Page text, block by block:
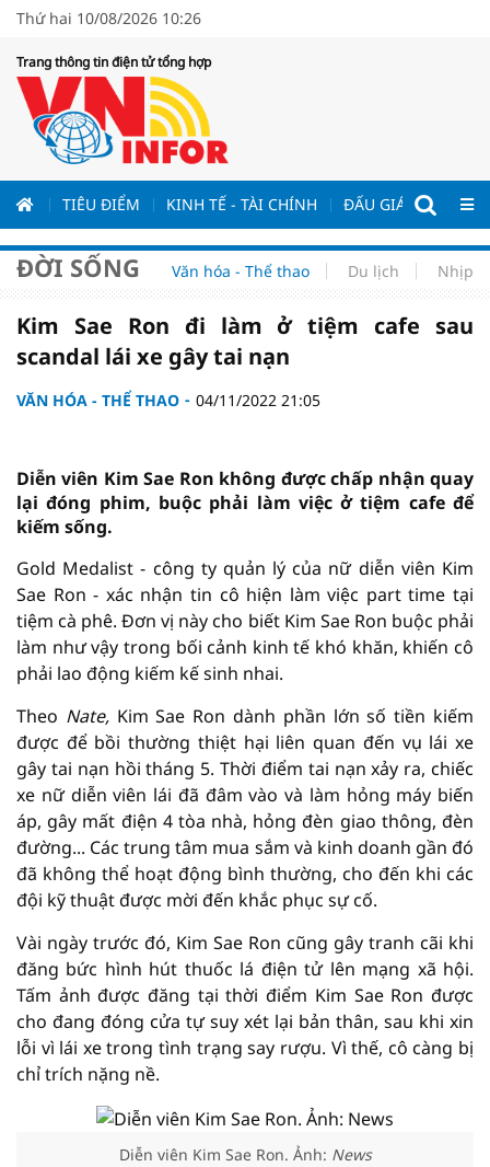
Thứ hai 10/08/2026 10:26
Trang thông tin điện tử tổng hợp
TIÊU ĐIỂM KINH TẾ - TÀI CHÍNH ĐẤU GIÁ - ĐẤU
ĐỜI SỐNG Văn hóa - Thể thao Du lịch Nhịp
Kim Sae Ron đi làm ở tiệm cafe sau
scandal lái xe gây tai nạn
VĂN HÓA - THỂ THAO 04/11/2022 21:05
Diễn viên Kim Sae Ron không được chấp nhận quay
lại đóng phim, buộc phải làm việc ở tiệm cafe để
kiếm sống.
Gold Medalist - công ty quản lý của nữ diễn viên Kim
Sae Ron - xác nhận tin cô hiện làm việc part time tại
tiệm cà phê. Đơn vị này cho biết Kim Sae Ron buộc phải
làm như vậy trong bối cảnh kinh tế khó khăn, khiến cô
phải lao động kiếm kế sinh nhai.
Theo Nate,Kim Sae Ron dành phần lớn số tiền kiếm
được để bồi thường thiệt hại liên quan đến vụ lái xe
gây tai nạn hồi tháng 5. Thời điểm tai nạn xảy ra, chiếc
xe nữ diễn viên lái đã đâm vào và làm hỏng máy biến
áp, gây mất điện 4 tòa nhà, hỏng đèn giao thông, đèn
đường... Các trung tâm mua sắm và kinh doanh gần đó
đã không thể hoạt động bình thường, cho đến khi các
đội kỹ thuật được mời đến khắc phục sự cố.
Vài ngày trước đó, Kim Sae Ron cũng gây tranh cãi khi
đăng bức hình hút thuốc lá điện tử lên mạng xã hội.
Tấm ảnh được đăng tại thời điểm Kim Sae Ron được
cho đang đóng cửa tự suy xét lại bản thân, sau khi xin
lỗi vì lái xe trong tình trạng say rượu. Vì thế, cô càng bị
chỉ trích nặng nề.
Diễn viên Kim Sae Ron. Ảnh: News